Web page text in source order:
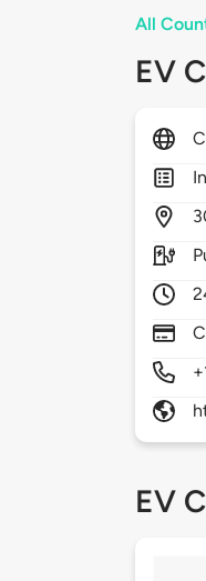
All
EV
EV